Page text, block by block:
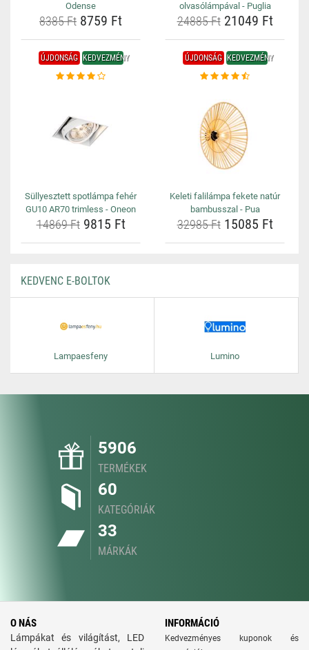
Odense
8385 Ft 8759 Ft
olvasólámpával - Puglia
24885 Ft21049 Ft
ÚJDONSÁG KEDVEZMÉNY
Süllyesztett spotlámpa fehér
GU10 AR70 trimless - Oneon
14869 Ft9815 Ft
ÚJDONSÁG KEDVEZMÉNY
Keleti falilámpa fekete natúr
bambusszal - Pua
32985 Ft15085 Ft
KEDVENC E-BOLTOK
Lampaesfeny Lumino
5906
TERMÉKEK
60
KATEGÓRIÁK
33
MÁRKÁK
O NÁS
Lámpákat és világítást, LED
INFORMÁCIÓ
Kedvezményes kuponok és